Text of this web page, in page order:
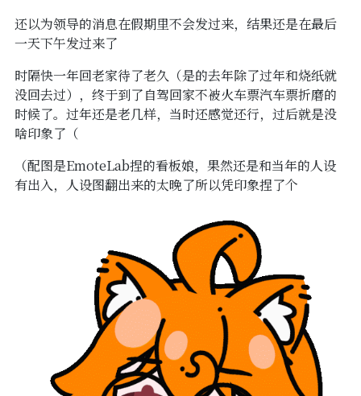
个人介绍
还以为领导的消息在假期里不会发过来，结果还是在最后
一天下午发过来了
时隔快一年回老家待了老久（是的去年除了过年和烧纸就
没回去过），终于到了自驾回家不被火车票汽车票折磨的
时候了。过年还是老几样，当时还感觉还行，过后就是没
啥印象了（
（配图是EmoteLab捏的看板娘，果然还是和当年的人设
有出入，人设图翻出来的太晚了所以凭印象捏了个